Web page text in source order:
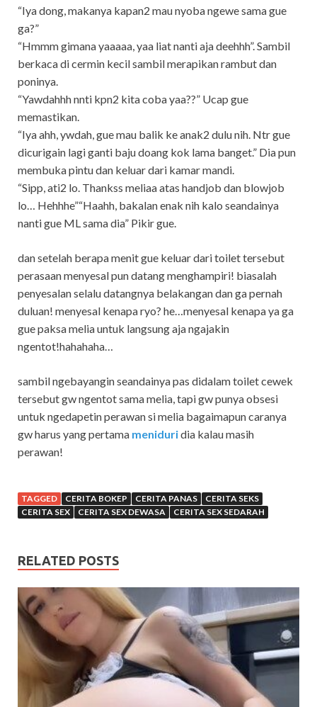
“Iya dong, makanya kapan2 mau nyoba ngewe sama gue
ga?”
“Hmmm gimana yaaaaa, yaa liat nanti aja deehhh”. Sambil
berkaca di cermin kecil sambil merapikan rambut dan
poninya.
“Yawdahhh nnti kpn2 kita coba yaa??” Ucap gue
memastikan.
“Iya ahh, ywdah, gue mau balik ke anak2 dulu nih. Ntr gue
dicurigain lagi ganti baju doang kok lama banget.” Dia pun
membuka pintu dan keluar dari kamar mandi.
“Sipp, ati2 lo. Thankss meliaa atas handjob dan blowjob
lo… Hehhhe”“Haahh, bakalan enak nih kalo seandainya
nanti gue ML sama dia” Pikir gue.
dan setelah berapa menit gue keluar dari toilet tersebut
perasaan menyesal pun datang menghampiri! biasalah
penyesalan selalu datangnya belakangan dan ga pernah
duluan! menyesal kenapa ryo? he…menyesal kenapa ya ga
gue paksa melia untuk langsung aja ngajakin
ngentot!hahahaha…
sambil ngebayangin seandainya pas didalam toilet cewek
tersebut gw ngentot sama melia, tapi gw punya obsesi
untuk ngedapetin perawan si melia bagaimapun caranya
gw harus yang pertama meniduridia kalau masih
perawan!
TAGGED CERITA BOKEP CERITA PANAS
CERITA SEKS
CERITA SEX
CERITA SEX DEWASA CERITA SEX SEDARAH
RELATED POSTS